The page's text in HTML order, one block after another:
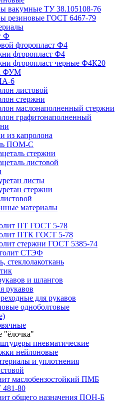
вакумные ТУ 38.105108-76
резиновые ГОСТ 6467-79
Ф
фторопласт Ф4
фторопласт Ф4
фторопласт черные Ф4К20
ФУМ
6
листовой
стержни
маслонаполненный стержни
графитонаполненный
из капролона
ПОМ-С
стержни
листовой
листы
стержни
материалы
ПТ ГОСТ 5-78
ПТК ГОСТ 5-78
стержни ГОСТ 5385-74
СТЭФ
стеклолакоткань
и шлангов
рукавов
для рукавов
одноболтовые
"ёлочка"
пневматические
нейлоновые
и уплотнения
маслобензостойкий ПМБ
80
общего назначения ПОН-Б